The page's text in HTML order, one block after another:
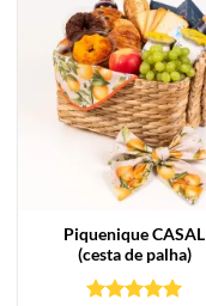
PiqueniqueCASAL
(cesta de palha)